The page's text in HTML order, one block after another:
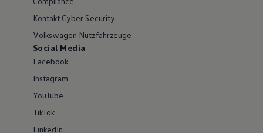
Kontakt Cyber Security
Volkswagen Nutzfahrzeuge
Social Media
Facebook
Instagram
YouTube
TikTok
LinkedIn